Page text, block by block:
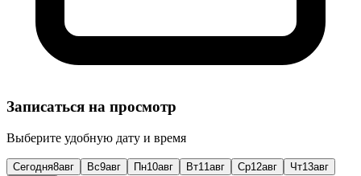
Записаться на просмотр
Выберите удобную дату и время
Сегодня8авг Вс9авг Пн10авг Вт11авг Ср12авг Чт13авг